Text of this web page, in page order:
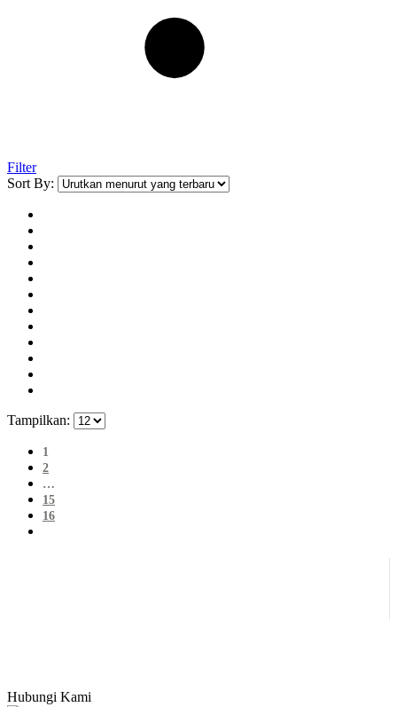
Filter
Sort By:
Tampilkan:
1
2
…
15
16
Hubungi Kami